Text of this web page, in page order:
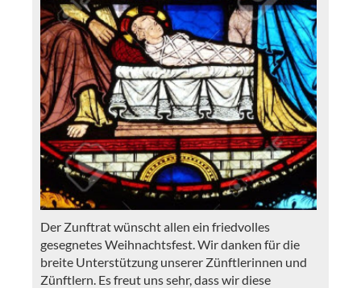
Der Zunftrat wünscht allen ein friedvolles
gesegnetes Weihnachtsfest. Wir danken für die
breite Unterstützung unserer Zünftlerinnen und
Zünftlern. Es freut uns sehr, dass wir diese